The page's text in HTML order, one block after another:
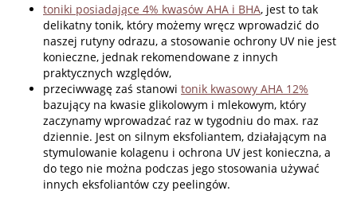
toniki posiadające 4% kwasów AHA i BHA, jest to tak
delikatny tonik, który możemy wręcz wprowadzić do
naszej rutyny odrazu, a stosowanie ochrony UV nie jest
konieczne, jednak rekomendowane z innych
praktycznych względów,
przeciwwagę zaś stanowi tonik kwasowy AHA 12%
bazujący na kwasie glikolowym i mlekowym, który
zaczynamy wprowadzać raz w tygodniu do max. raz
dziennie. Jest on silnym eksfoliantem, działającym na
stymulowanie kolagenu i ochrona UV jest konieczna, a
do tego nie można podczas jego stosowania używać
innych eksfoliantów czy peelingów.